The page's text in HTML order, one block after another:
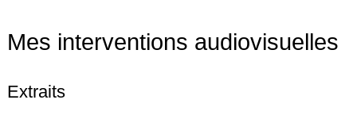
Mes interventions audiovisuelles
Extraits